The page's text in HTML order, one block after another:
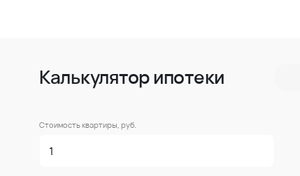
Калькулятор ипотеки
Стоимость квартиры, руб.